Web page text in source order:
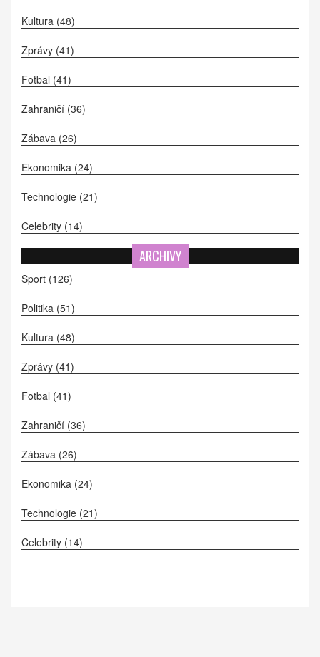
Kultura (48)
Zprávy (41)
Fotbal (41)
Zahraničí (36)
Zábava (26)
Ekonomika (24)
Technologie (21)
Celebrity (14)
ARCHIVY
Sport (126)
Politika (51)
Kultura (48)
Zprávy (41)
Fotbal (41)
Zahraničí (36)
Zábava (26)
Ekonomika (24)
Technologie (21)
Celebrity (14)